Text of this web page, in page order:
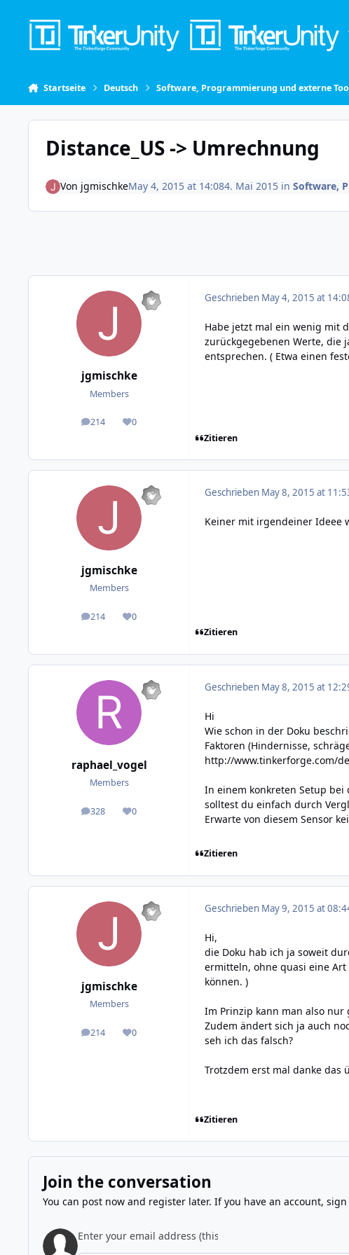
Startseite Deutsch Software, Programmierung und externe
Distance_US -> Umrechnung
Von jgmischkeMay 4, 2015 at 14:084. Mai 2015in Software,
jgmischke
Members
214
posts 0
Reputation
Geschrieben May 4, 2015 at
Habe jetzt mal ein wenig mit
zurückgegebenen Werte, die
entsprechen. ( Etwa einen
Zitieren
jgmischke
Members
214
posts 0
Reputation
Geschrieben May 8, 2015 at
Keiner mit irgendeiner Ideee
Zitieren
raphael_vogel
Members
328
posts 0
Reputation
Geschrieben May 8, 2015 at
Hi
Wie schon in der Doku
Faktoren (Hindernisse,
http://www.tinkerforge.com/
In einem konkreten Setup
solltest du einfach durch
Erwarte von diesem Sensor
Zitieren
jgmischke
Members
214
posts 0
Reputation
Geschrieben May 9, 2015 at
Hi,
die Doku hab ich ja soweit
ermitteln, ohne quasi eine
können. )
Im Prinzip kann man also
Zudem ändert sich ja auch
seh ich das falsch?
Trotzdem erst mal danke das
Zitieren
Join the conversation
You can post now and register later. If you have an account, sign